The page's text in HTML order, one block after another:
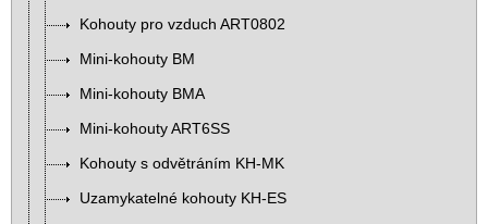
Kohouty pro vzduch ART0802
Mini-kohouty BM
Mini-kohouty BMA
Mini-kohouty ART6SS
Kohouty s odvětráním KH-MK
Uzamykatelné kohouty KH-ES